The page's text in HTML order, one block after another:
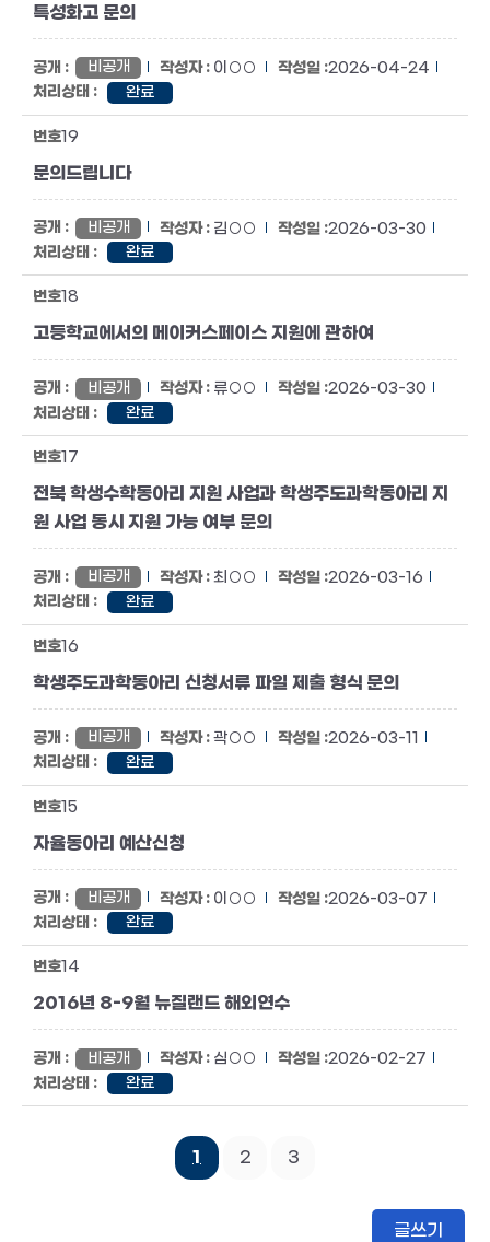
특성화고 문의
비공개 이○○
2026-04-24
완료
19
문의드립니다
비공개 김○○
2026-03-30
완료
18
고등학교에서의 메이커스페이스 지원에 관하여
비공개 류○○
2026-03-30
완료
17
전북 학생수학동아리 지원 사업과 학생주도과학동아리 지
원 사업 동시 지원 가능 여부 문의
비공개 최○○
2026-03-16
완료
16
학생주도과학동아리 신청서류 파일 제출 형식 문의
비공개 곽○○
2026-03-11
완료
15
자율동아리 예산신청
비공개 이○○
2026-03-07
완료
14
2016년 8-9월 뉴질랜드 해외연수
비공개 심○○
2026-02-27
완료
1 2 3
글쓰기